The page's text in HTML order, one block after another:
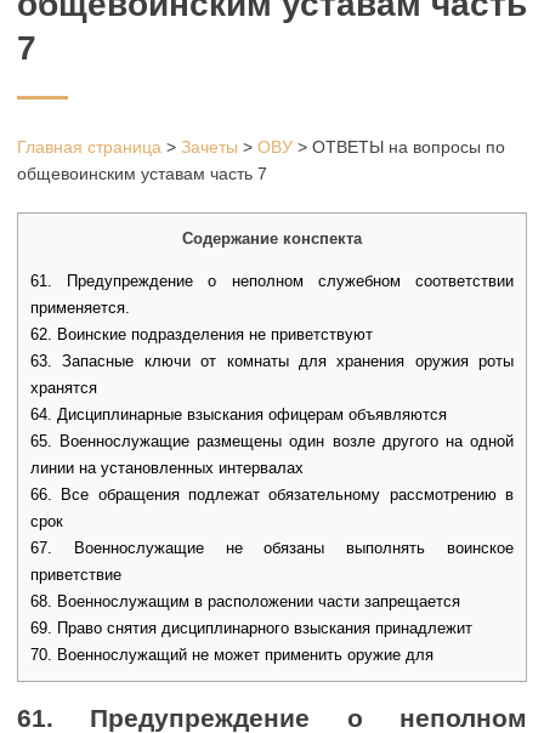
7
Главная страница > Зачеты > ОВУ > ОТВЕТЫ на вопросы по
общевоинским уставам часть 7
Содержание конспекта
61. Предупреждение о неполном служебном соответствии
применяется.
62. Воинские подразделения не приветствуют
63. Запасные ключи от комнаты для хранения оружия роты
хранятся
64. Дисциплинарные взыскания офицерам объявляются
65. Военнослужащие размещены один возле другого на одной
линии на установленных интервалах
66. Все обращения подлежат обязательному рассмотрению в
срок
67. Военнослужащие не обязаны выполнять воинское
приветствие
68. Военнослужащим в расположении части запрещается
69. Право снятия дисциплинарного взыскания принадлежит
70. Военнослужащий не может применить оружие для
61. Предупреждение о неполном